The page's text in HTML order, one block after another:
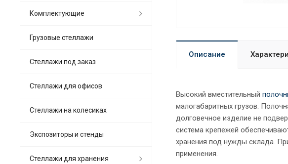
Описание
Высокий вместительный
малогабаритных грузов.
долговечное изделие не
система крепежей
хранения под нужды склада.
применения.
Комплектующие
Грузовые стеллажи
Стеллажи под заказ
Стеллажи для офисов
Cтеллажи на колесиках
Экспозиторы и стенды
Стеллажи для хранения